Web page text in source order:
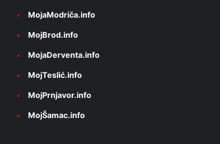
MojaModriča.info
MojBrod.info
MojaDerventa.info
MojTeslić.info
MojPrnjavor.info
MojŠamac.info